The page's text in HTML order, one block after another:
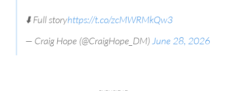
⬇️ Full storyhttps://t.co/zcMWRMkQw3
— Craig Hope (@CraigHope_DM) June 28, 2026